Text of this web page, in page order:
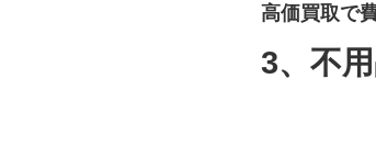
高価買取で
3、不